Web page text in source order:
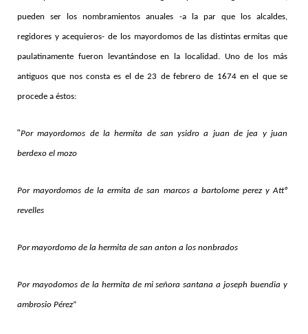
pueden ser los nombramientos anuales -a la par que los alcaldes,
regidores y acequieros- de los mayordomos de las distintas ermitas que
paulatinamente fueron levantándose en la localidad. Uno de los más
antiguos que nos consta es el de 23 de febrero de 1674 en el que se
procede a éstos:
“Por mayordomos de la hermita de san ysidro a juan de jea y juan
berdexo el mozo
Por mayordomos de la ermita de san marcos a bartolome perez y Attº
revelles
Por mayordomo de la hermita de san anton a los nonbrados
Por mayodomos de la hermita de mi señora santana a joseph buendia y
ambrosio Pérez”